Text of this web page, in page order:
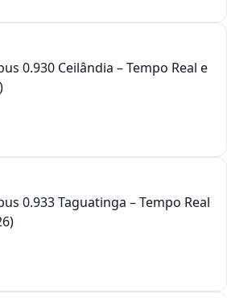
0.930 Ceilândia – Tempo Real e
0.933 Taguatinga – Tempo Real